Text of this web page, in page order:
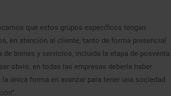
que estos grupos específicos tengan
en atención al cliente, tanto de forma presencial
bienes y servicios, incluida la etapa de posventa.
obvio, en todas las empresas debería haber
única forma en avanzar para tener una sociedad